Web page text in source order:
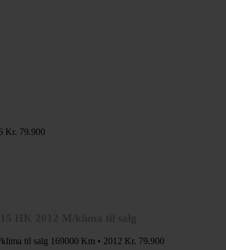
Kr. 79.900
til salg 169000 Km • 2012 Kr. 79.900